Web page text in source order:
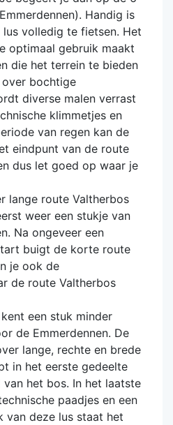
Handig is
volledig te fietsen. Het
optimaal gebruik maakt
die het terrein te bieden
bochtige
diverse malen verrast
klimmetjes en
van regen kan de
eindpunt van de route
dus let goed op waar je
lange route Valtherbos
weer een stukje van
Na ongeveer een
buigt de korte route
je ook de
de route Valtherbos
een stuk minder
de Emmerdennen. De
lange, rechte en brede
in het eerste gedeelte
het bos. In het laatste
paadjes en een
van deze lus staat het